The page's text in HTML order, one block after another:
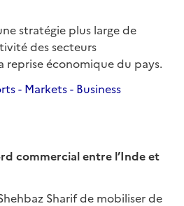
stratégie plus large de
des secteurs
reprise économique du pays.
- Markets - Business
commercial entre l’Inde et
Sharif de mobiliser de